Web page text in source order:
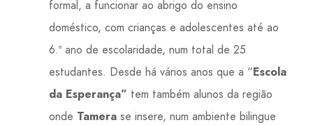
formal, a funcionar ao abrigo do ensino
doméstico, com crianças e adolescentes até ao
6.º ano de escolaridade, num total de 25
estudantes. Desde há vários anos que a “Escola
da Esperança” tem também alunos da região
onde Tamera se insere, num ambiente bilingue